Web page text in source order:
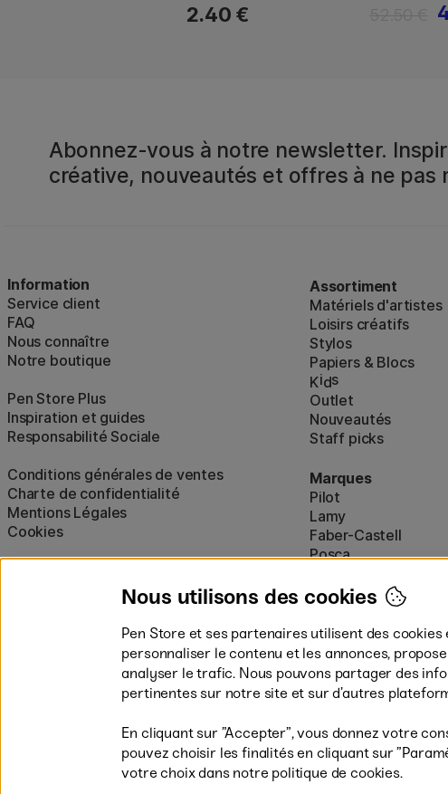
2.40 €
Abonnez-vous à notre newsletter.
créative, nouveautés et offres à ne pas
Information
Service client
FAQ
Nous connaître
Notre boutique
Pen Store Plus
Inspiration et guides
Responsabilité Sociale
Conditions générales de ventes
Charte de confidentialité
Mentions Légales
Cookies
Assortiment
Matériels d'artistes
Loisirs créatifs
Stylos
Papiers & Blocs
Kids
Outlet
Nouveautés
Staff picks
Marques
Pilot
Lamy
Faber-Castell
Posca
Afficher toutes (160)
Les modes de paiement
Nous utilisons des cookies
Pen Store et ses partenaires utilisent des
personnaliser le contenu et les annonces,
analyser le trafic. Nous pouvons partager des
pertinentes sur notre site et sur d’autres
En cliquant sur ”Accepter”, vous donnez votre
pouvez choisir les finalités en cliquant sur
votre choix dans notre politique de cookies.